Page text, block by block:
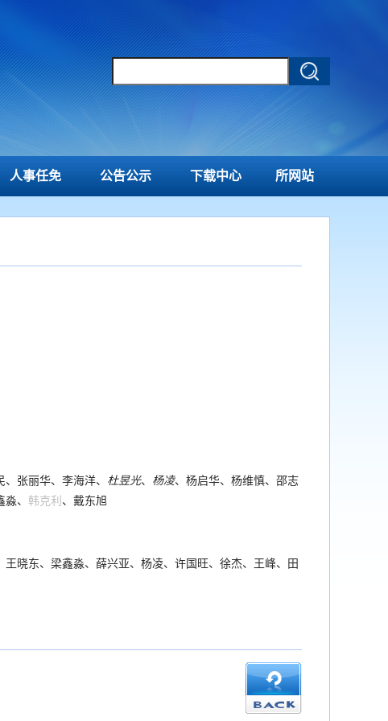
人事任免 公告公示 下载中心 所网站
张丽华、李海洋、 杜昱光、 杨凌、杨启华、杨维慎、邵志
、 韩克利 、戴东旭
王晓东、梁鑫淼、薛兴亚、杨凌、许国旺、徐杰、王峰、田